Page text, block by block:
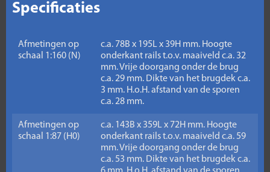
Specificaties
Afmetingen op
schaal 1:160 (N)
c.a. 78B x 195L x 39H mm. Hoogte
onderkant rails t.o.v. maaiveld c.a. 32
mm. Vrije doorgang onder de brug
c.a. 29 mm. Dikte van het brugdek c.a.
3 mm. H.o.H. afstand van de sporen
c.a. 28 mm.
Afmetingen op
schaal 1:87 (H0)
c.a. 143B x 359L x 72H mm. Hoogte
onderkant rails t.o.v. maaiveld c.a. 59
mm. Vrije doorgang onder de brug
c.a. 53 mm. Dikte van het brugdek c.a.